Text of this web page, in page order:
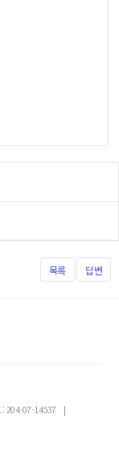
목록 답변
: 204-07-14537
|